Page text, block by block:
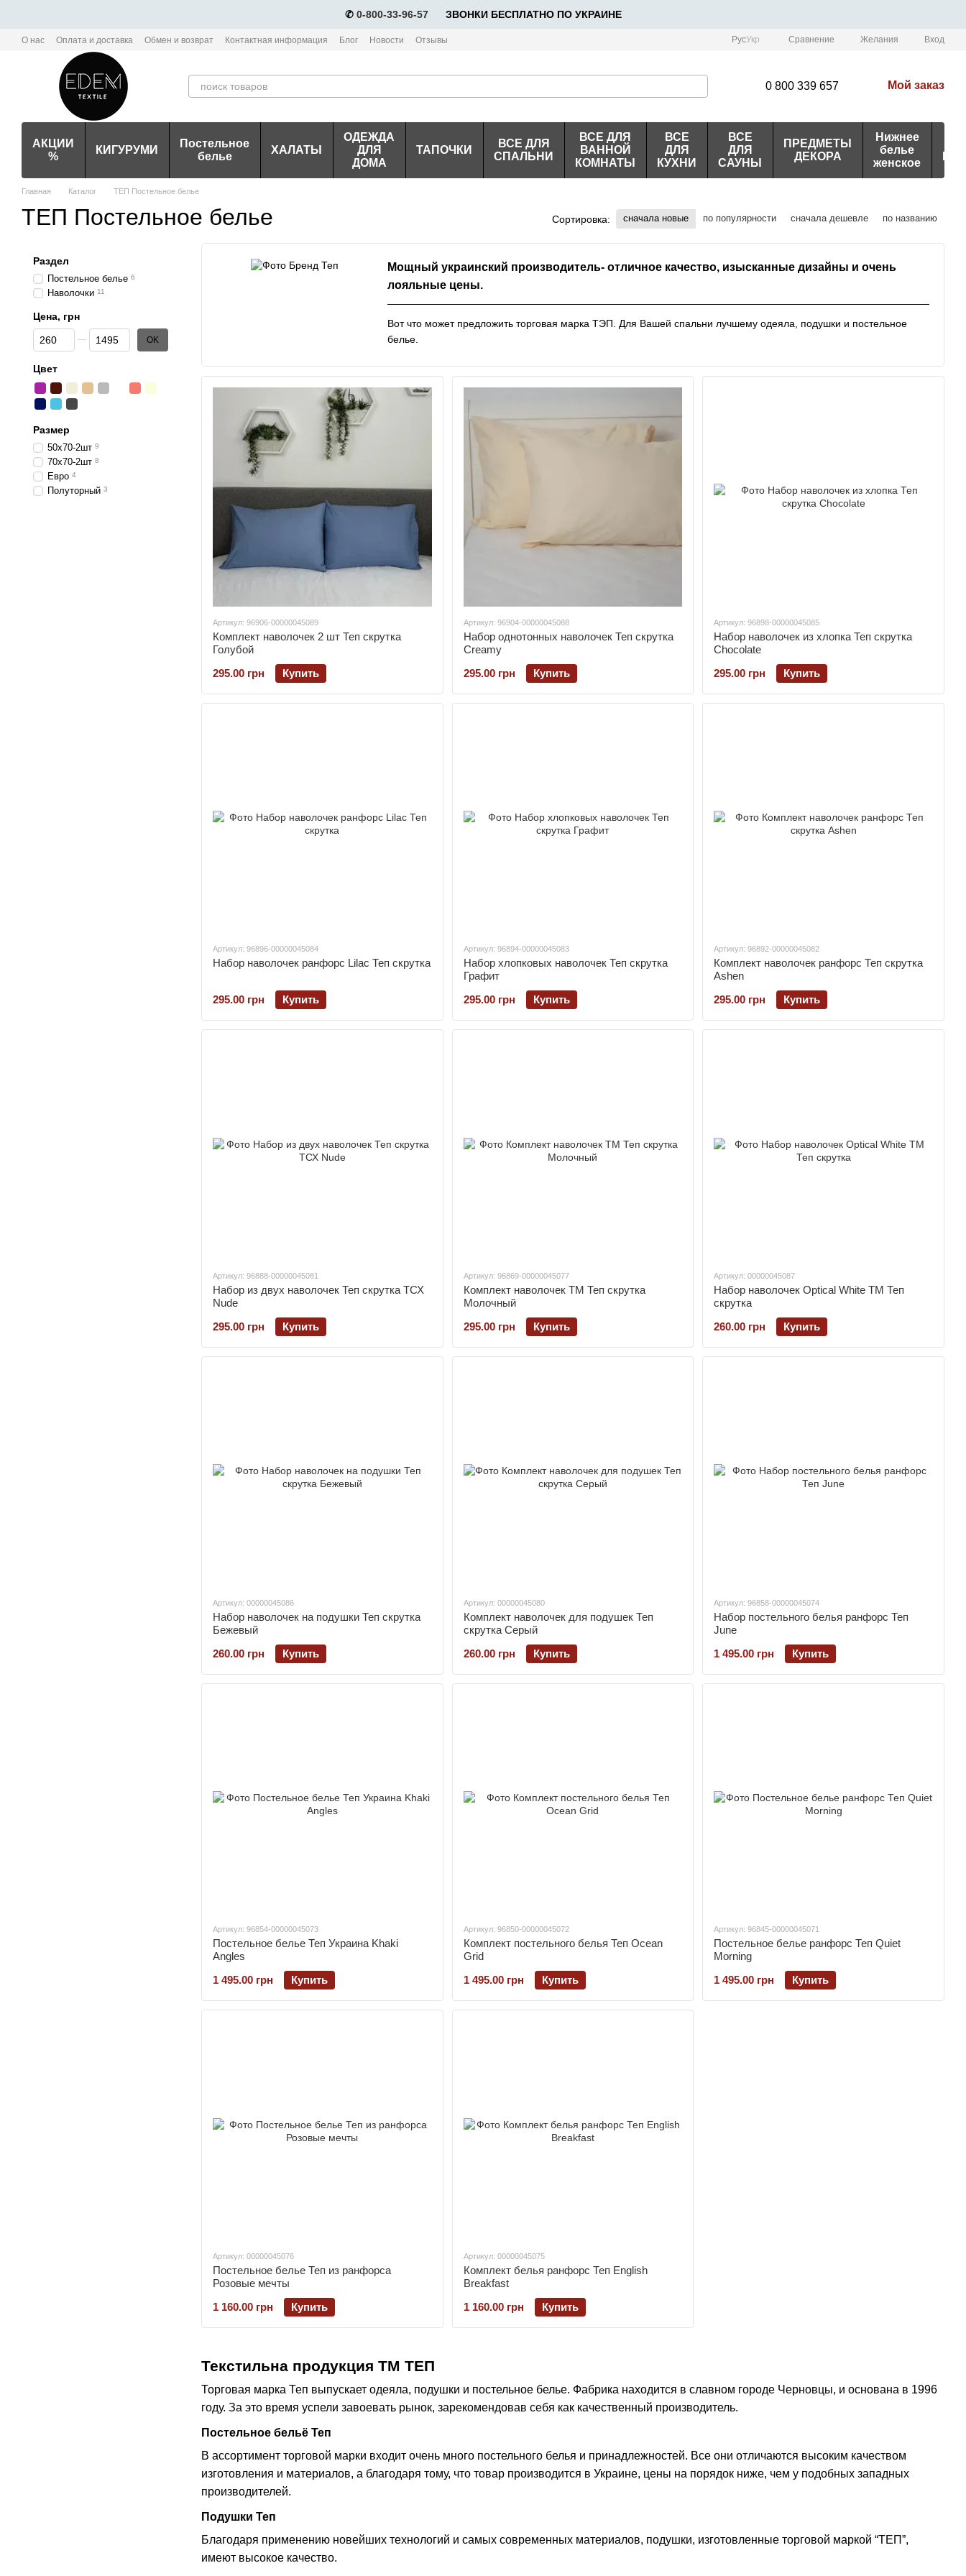
✆ 0-800-33-96-57⠀⠀ЗВОНКИ БЕСПЛАТНО ПО УКРАИНЕ
О нас Оплата и доставка Обмен и возврат Контактная информация Блог Новости
Отзывы
Политика конфиденциальности мобильного приложения Edem-Textile
РусУкр Сравнение Желания Вход
0 800 339 657 Мой заказ
АКЦИИ
%
КИГУРУМИ
Постельное
белье
ХАЛАТЫ
ОДЕЖДА
ДЛЯ
ДОМА
ТАПОЧКИ
ВСЕ ДЛЯ
СПАЛЬНИ
ВСЕ ДЛЯ
ВАННОЙ
КОМНАТЫ
ВСЕ
ДЛЯ
КУХНИ
ВСЕ
ДЛЯ
САУНЫ
ПРЕДМЕТЫ
ДЕКОРА
Нижнее
белье
женское
Главная Каталог ТЕП Постельное белье
ТЕП Постельное белье Сортировка: сначала новые по популярности сначала дешевле по названию
Текстильна продукция ТМ ТЕП
Торговая марка Теп выпускает одеяла, подушки и постельное белье. Фабрика находится в славном городе Черновцы, и основана в 1996
году. За это время успели завоевать рынок, зарекомендовав себя как качественный производитель.
Постельное бельё Теп
В ассортимент торговой марки входит очень много постельного белья и принадлежностей. Все они отличаются высоким качеством
изготовления и материалов, а благодаря тому, что товар производится в Украине, цены на порядок ниже, чем у подобных западных
производителей.
Подушки Теп
Благодаря применению новейших технологий и самых современных материалов, подушки, изготовленные торговой маркой “ТЕП”,
имеют высокое качество.
Мощный украинский производитель- отличное качество, изысканные дизайны и очень
лояльные цены.
Вот что может предложить торговая марка ТЭП. Для Вашей спальни лучшему одеяла, подушки и постельное
белье.
Артикул: 96906-00000045089
Комплект наволочек 2 шт Теп скрутка
Голубой
295.00 грн
Купить
Артикул: 96904-00000045088
Набор однотонных наволочек Теп скрутка
Creamy
295.00 грн
Купить
Артикул: 96898-00000045085
Набор наволочек из хлопка Теп скрутка
Chocolate
295.00 грн
Купить
Артикул: 96896-00000045084
Набор наволочек ранфорс Lilac Теп скрутка
295.00 грн Купить
Артикул: 96894-00000045083
Набор хлопковых наволочек Теп скрутка
Графит
295.00 грн
Купить
Артикул: 96892-00000045082
Комплект наволочек ранфорс Теп скрутка
Ashen
295.00 грн
Купить
Артикул: 96888-00000045081
Набор из двух наволочек Теп скрутка ТСХ
Nude
295.00 грн
Купить
Артикул: 96869-00000045077
Комплект наволочек ТМ Теп скрутка
Молочный
295.00 грн
Купить
Артикул: 00000045087
Набор наволочек Optical White ТМ Теп
скрутка
260.00 грн
Купить
Артикул: 00000045086
Набор наволочек на подушки Теп скрутка
Бежевый
260.00 грн
Купить
Артикул: 00000045080
Комплект наволочек для подушек Теп
скрутка Серый
260.00 грн
Купить
Артикул: 96858-00000045074
Набор постельного белья ранфорс Теп
June
1 495.00 грн
Купить
Артикул: 96854-00000045073
Постельное белье Теп Украина Khaki
Angles
1 495.00 грн
Купить
Артикул: 96850-00000045072
Комплект постельного белья Теп Ocean
Grid
1 495.00 грн
Купить
Артикул: 96845-00000045071
Постельное белье ранфорс Теп Quiet
Morning
1 495.00 грн
Купить
Артикул: 00000045076
Постельное белье Теп из ранфорса
Розовые мечты
1 160.00 грн
Купить
Артикул: 00000045075
Комплект белья ранфорс Теп English
Breakfast
1 160.00 грн
Купить
Раздел
Постельное белье 6
Наволочки 11
Цена, грн
От Цена, грн
До Цена, грн OK
Цвет
Размер
50х70-2шт 9
70х70-2шт 8
Евро 4
Полуторный 3